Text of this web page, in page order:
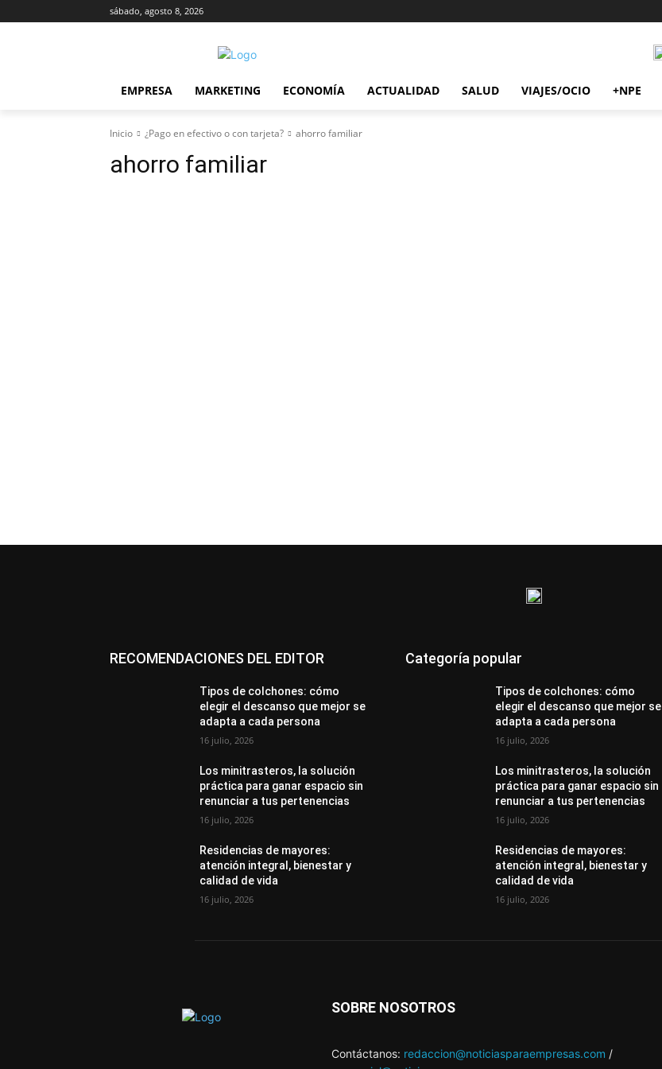
sábado, agosto 8, 2026
EMPRESA MARKETING ECONOMÍA ACTUALIDAD SALUD VIAJES/OCIO +NPE
Inicio ¿Pago en efectivo o con tarjeta? ahorro familiar
ahorro familiar
RECOMENDACIONES DEL EDITOR
Tipos de colchones: cómo
elegir el descanso que mejor se
adapta a cada persona
16 julio, 2026
Los minitrasteros, la solución
práctica para ganar espacio sin
renunciar a tus pertenencias
16 julio, 2026
Residencias de mayores:
atención integral, bienestar y
calidad de vida
16 julio, 2026
Categoría popular
Tipos de colchones: cómo
elegir el descanso que mejor se
adapta a cada persona
16 julio, 2026
Los minitrasteros, la solución
práctica para ganar espacio sin
renunciar a tus pertenencias
16 julio, 2026
Residencias de mayores:
atención integral, bienestar y
calidad de vida
16 julio, 2026
SOBRE NOSOTROS
Contáctanos: redaccion@noticiasparaempresas.com /